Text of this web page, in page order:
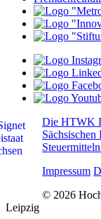
Die HTWK
Sächsischen
Impressum
© 2026
Leipzig